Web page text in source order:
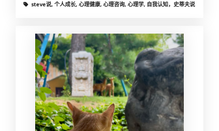
steve说, 个人成长, 心理健康, 心理咨询, 心理学, 自我认知，史蒂夫说